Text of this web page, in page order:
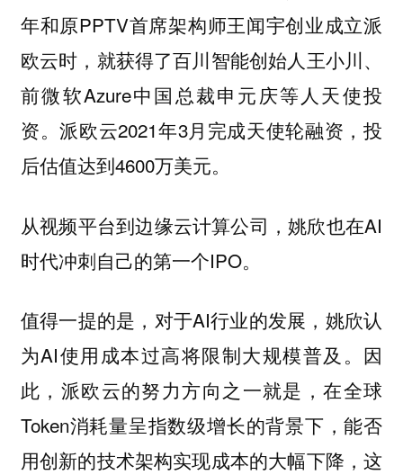
年和原PPTV首席架构师王闻宇创业成立派
欧云时，就获得了百川智能创始人王小川、
前微软Azure中国总裁申元庆等人天使投
资。派欧云2021年3月完成天使轮融资，投
后估值达到4600万美元。
从视频平台到边缘云计算公司，姚欣也在AI
时代冲刺自己的第一个IPO。
值得一提的是，对于AI行业的发展，姚欣认
为AI使用成本过高将限制大规模普及。因
此，派欧云的努力方向之一就是，在全球
Token消耗量呈指数级增长的背景下，能否
用创新的技术架构实现成本的大幅下降，这